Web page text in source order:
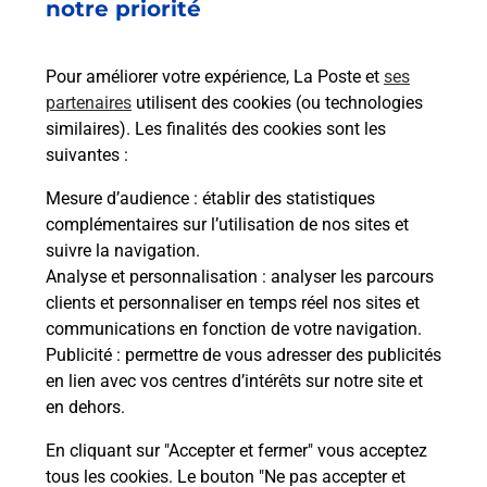
notre priorité
Pour améliorer votre expérience, La Poste et ses
partenaires utilisent des cookies (ou technologies
similaires). Les finalités des cookies sont les
suivantes :
Mesure d’audience : établir des statistiques
complémentaires sur l’utilisation de nos sites et
suivre la navigation.
Analyse et personnalisation : analyser les parcours
clients et personnaliser en temps réel nos sites et
communications en fonction de votre navigation.
Publicité : permettre de vous adresser des publicités
en lien avec vos centres d’intérêts sur notre site et
en dehors.
En cliquant sur "Accepter et fermer" vous acceptez
tous les cookies. Le bouton "Ne pas accepter et
2 RUE DE LA BEILOUNO
En savoir plus
Malin !
La Poste
en ligne
Ouvert 24h/24
En savoir plus